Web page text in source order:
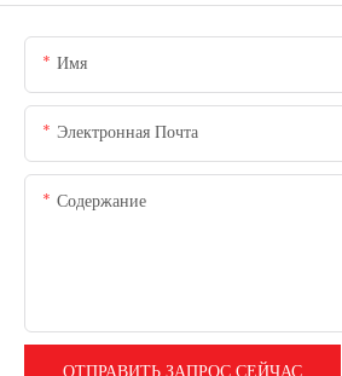
Имя
Электронная Почта
Содержание